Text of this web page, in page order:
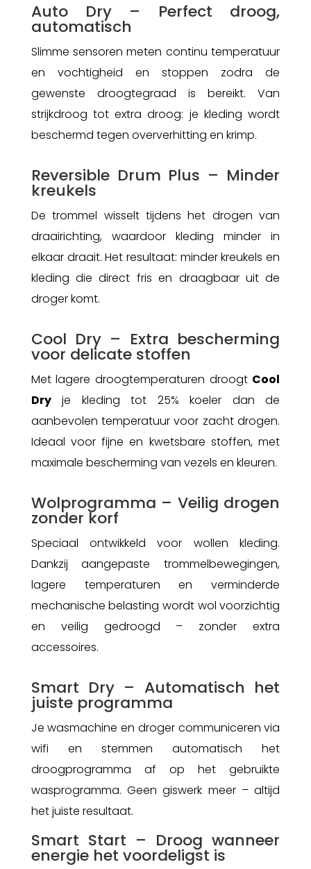
Auto Dry – Perfect droog,
automatisch
Slimme sensoren meten continu temperatuur
en vochtigheid en stoppen zodra de
gewenste droogtegraad is bereikt. Van
strijkdroog tot extra droog: je kleding wordt
beschermd tegen oververhitting en krimp.
Reversible Drum Plus – Minder
kreukels
De trommel wisselt tijdens het drogen van
draairichting, waardoor kleding minder in
elkaar draait. Het resultaat: minder kreukels en
kleding die direct fris en draagbaar uit de
droger komt.
Cool Dry – Extra bescherming
voor delicate stoffen
Met lagere droogtemperaturen droogt Cool
Dryje kleding tot 25% koeler dan de
aanbevolen temperatuur voor zacht drogen.
Ideaal voor fijne en kwetsbare stoffen, met
maximale bescherming van vezels en kleuren.
Wolprogramma – Veilig drogen
zonder korf
Speciaal ontwikkeld voor wollen kleding.
Dankzij aangepaste trommelbewegingen,
lagere temperaturen en verminderde
mechanische belasting wordt wol voorzichtig
en veilig gedroogd – zonder extra
accessoires.
Smart Dry – Automatisch het
juiste programma
Je wasmachine en droger communiceren via
wifi en stemmen automatisch het
droogprogramma af op het gebruikte
wasprogramma. Geen giswerk meer – altijd
het juiste resultaat.
Smart Start – Droog wanneer
energie het voordeligst is